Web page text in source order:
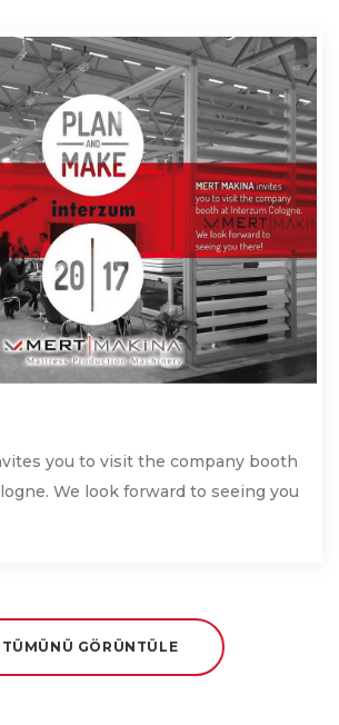
you to visit the company booth
We look forward to seeing you
TÜMÜNÜ GÖRÜNTÜLE